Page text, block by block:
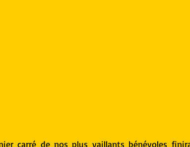
carré de nos plus vaillants bénévoles